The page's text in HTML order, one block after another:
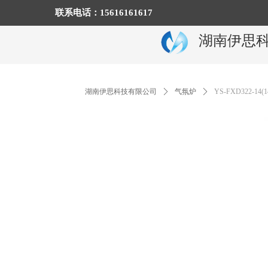
湖南伊思
联系电话：15616161617
湖南伊思科技有限公司 ꄲ 气氛炉 ꄲ YS-FXD322-